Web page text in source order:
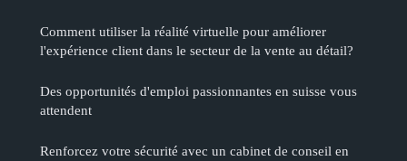
Comment utiliser la réalité virtuelle pour améliorer
l'expérience client dans le secteur de la vente au détail?
Des opportunités d'emploi passionnantes en suisse vous
attendent
Renforcez votre sécurité avec un cabinet de conseil en